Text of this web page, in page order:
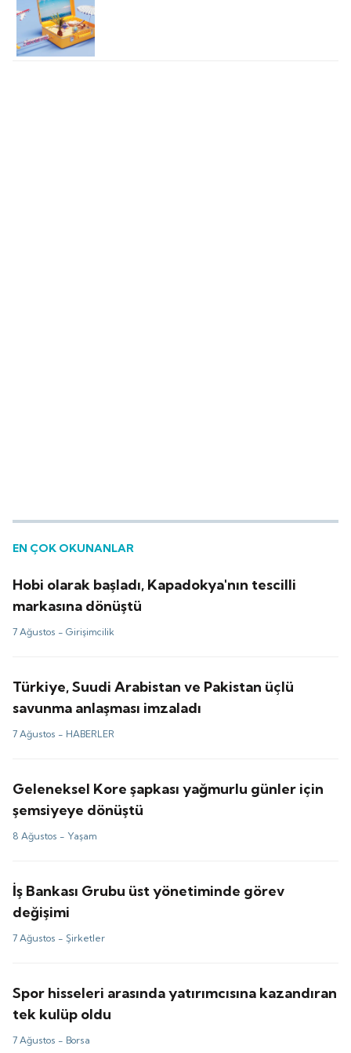
EN ÇOK OKUNANLAR
Hobi olarak başladı, Kapadokya'nın tescilli
markasına dönüştü
7 Ağustos -Girişimcilik
Türkiye, Suudi Arabistan ve Pakistan üçlü
savunma anlaşması imzaladı
7 Ağustos - HABERLER
Geleneksel Kore şapkası yağmurlu günler için
şemsiyeye dönüştü
8 Ağustos - Yaşam
İş Bankası Grubu üst yönetiminde görev
değişimi
7 Ağustos -Şirketler
Spor hisseleri arasında yatırımcısına kazandıran
tek kulüp oldu
7 Ağustos - Borsa